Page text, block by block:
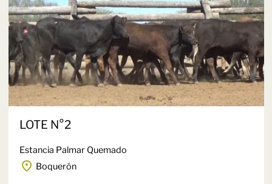
LOTE N°2
Estancia Palmar Quemado
Boquerón